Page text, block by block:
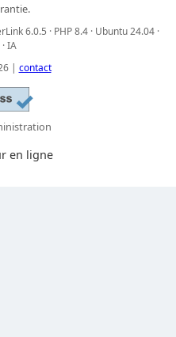
6.0.5 · PHP 8.4 · Ubuntu 24.04 ·
IA
| contact
en ligne